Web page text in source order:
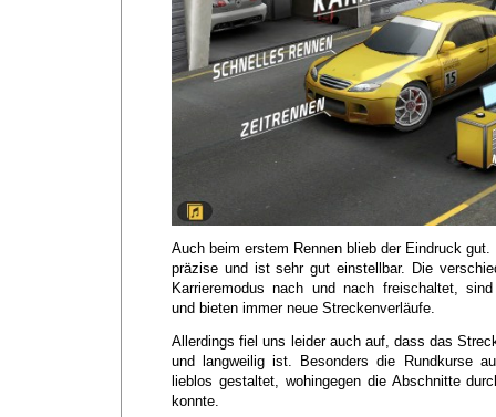
Auch beim erstem Rennen blieb der Eindruck gut.
präzise und ist sehr gut einstellbar. Die
Karrieremodus nach und nach freischaltet,
und bieten immer neue Streckenverläufe.
Allerdings fiel uns leider auch auf, dass das
und langweilig ist. Besonders die Rundkurse
lieblos gestaltet, wohingegen die Abschnitte
konnte.